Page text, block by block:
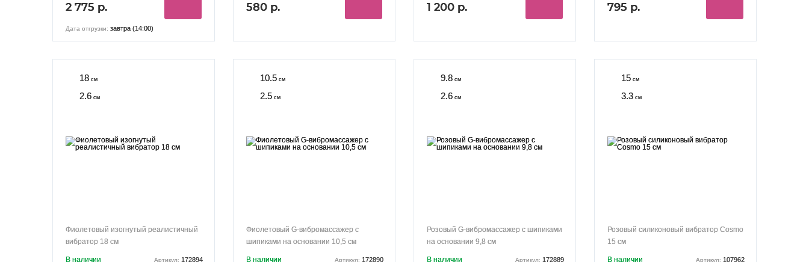
2 775 р.
Дата отгрузки: завтра (14:00)
580 р. 1 200 р. 795 р.
18 см
2.6 см
Фиолетовый изогнутый реалистичный
вибратор 18 см
В наличии Артикул: 172894
10.5 см
2.5 см
Фиолетовый G-вибромассажер с
шипиками на основании 10,5 см
В наличии Артикул: 172890
9.8 см
2.6 см
Розовый G-вибромассажер с шипиками
на основании 9,8 см
В наличии Артикул: 172889
15 см
3.3 см
Розовый силиконовый вибратор Cosmo
15 см
В наличии Артикул: 107962